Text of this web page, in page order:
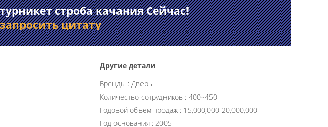
строба качания Сейчас!
цитату
Другие детали
Бренды : Дверь
Количество сотрудников : 400~450
Годовой объем продаж : 15,000,000-20,000,000
Год основания : 2005